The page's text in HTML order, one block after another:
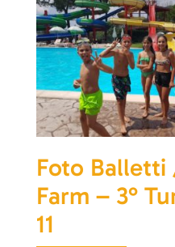
Foto
Farm – 3°
11